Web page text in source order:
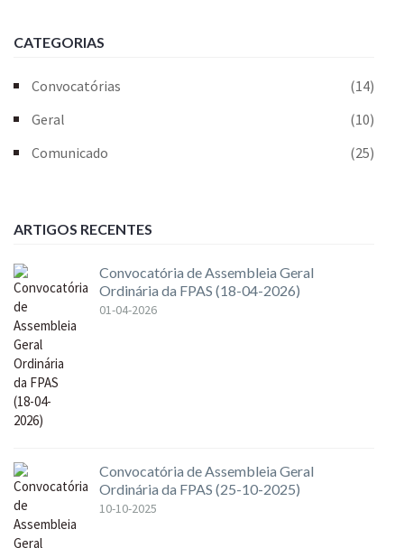
CATEGORIAS
Convocatórias
(14)
Geral
(10)
Comunicado
(25)
ARTIGOS RECENTES
Convocatória de Assembleia Geral
Ordinária da FPAS (18-04-2026)
01-04-2026
Convocatória de Assembleia Geral
Ordinária da FPAS (25-10-2025)
10-10-2025